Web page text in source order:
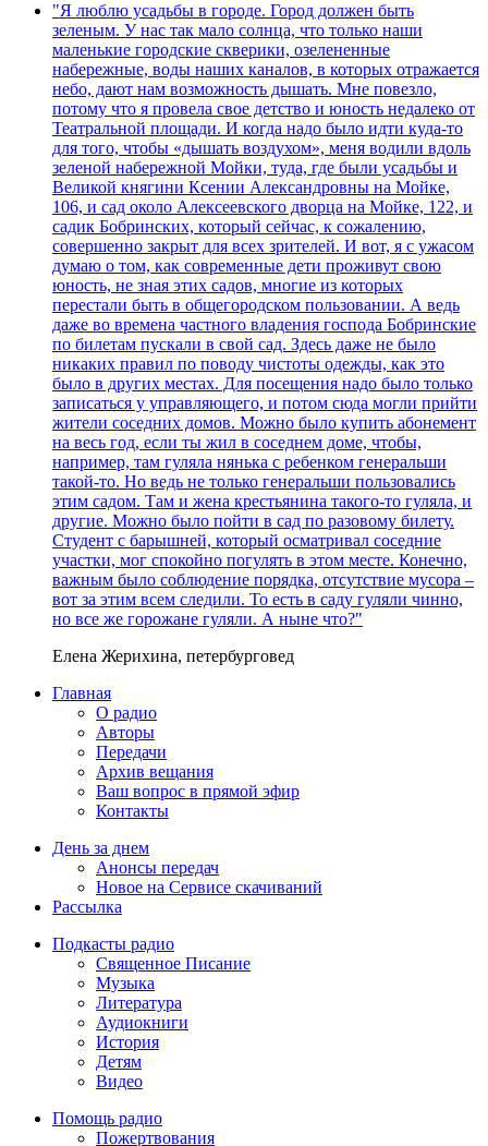
"Я люблю усадьбы в городе. Город должен быть
зеленым. У нас так мало солнца, что только наши
маленькие городские скверики, озелененные
набережные, воды наших каналов, в которых отражается
небо, дают нам возможность дышать. Мне повезло,
потому что я провела свое детство и юность недалеко от
Театральной площади. И когда надо было идти куда-то
для того, чтобы «дышать воздухом», меня водили вдоль
зеленой набережной Мойки, туда, где были усадьбы и
Великой княгини Ксении Александровны на Мойке,
106, и сад около Алексеевского дворца на Мойке, 122, и
садик Бобринских, который сейчас, к сожалению,
совершенно закрыт для всех зрителей. И вот, я с ужасом
думаю о том, как современные дети проживут свою
юность, не зная этих садов, многие из которых
перестали быть в общегородском пользовании. А ведь
даже во времена частного владения господа Бобринские
по билетам пускали в свой сад. Здесь даже не было
никаких правил по поводу чистоты одежды, как это
было в других местах. Для посещения надо было только
записаться у управляющего, и потом сюда могли прийти
жители соседних домов. Можно было купить абонемент
на весь год, если ты жил в соседнем доме, чтобы,
например, там гуляла нянька с ребенком генеральши
такой-то. Но ведь не только генеральши пользовались
этим садом. Там и жена крестьянина такого-то гуляла, и
другие. Можно было пойти в сад по разовому билету.
Студент с барышней, который осматривал соседние
участки, мог спокойно погулять в этом месте. Конечно,
важным было соблюдение порядка, отсутствие мусора –
вот за этим всем следили. То есть в саду гуляли чинно,
но все же горожане гуляли. А ныне что?"
Елена Жерихина, петербурговед
Главная
О радио
Авторы
Передачи
Архив вещания
Ваш вопрос в прямой эфир
Контакты
День за днем
Анонсы передач
Новое на Сервисе скачиваний
Рассылка
Подкасты радио
Священное Писание
Музыка
Литература
Аудиокниги
История
Детям
Видео
Помощь радио
Пожертвования